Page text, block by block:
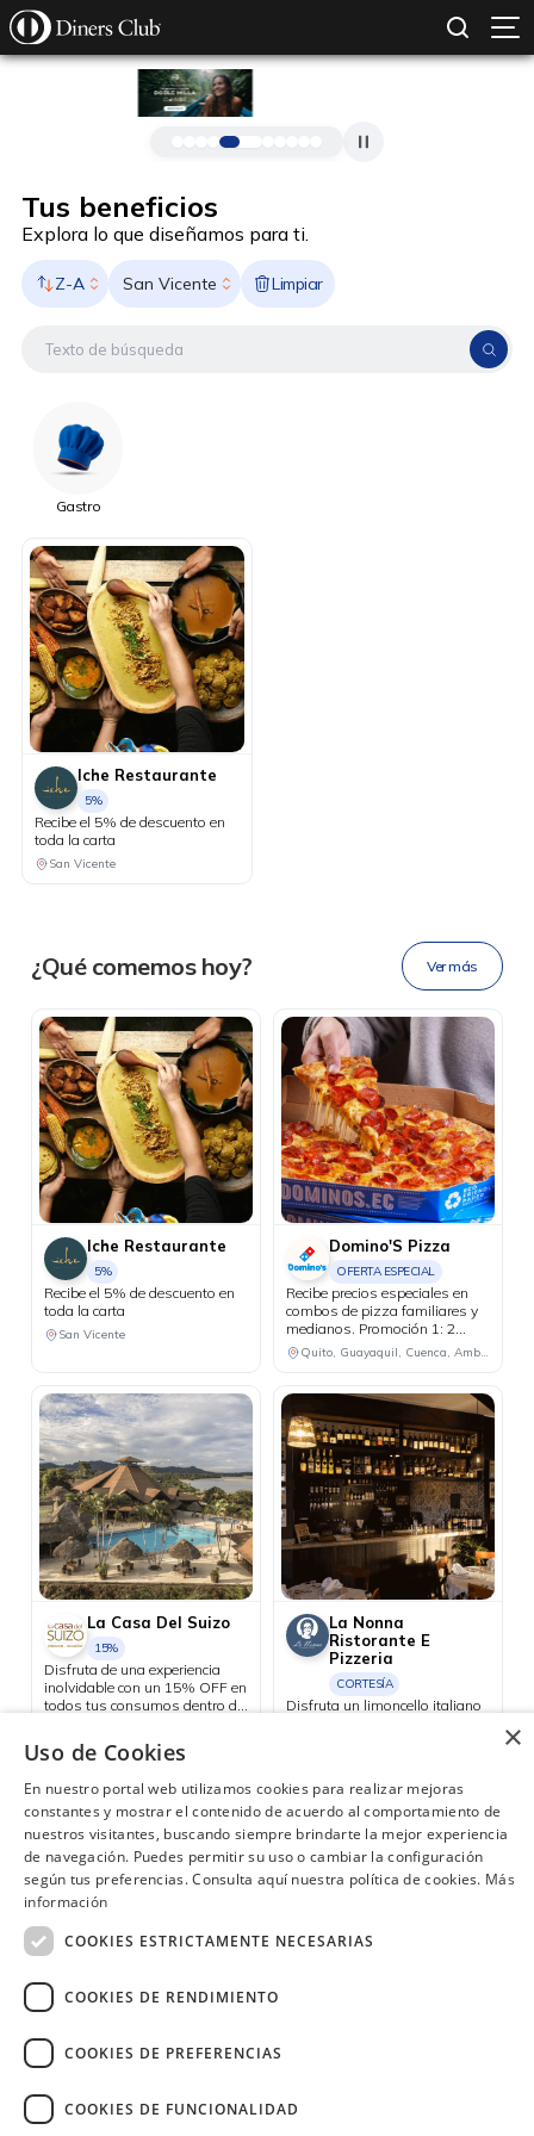
Pasar al contenido principal
Tus beneficios
Explora lo que diseñamos para ti.
Z-A San Vicente Limpiar
Gastro
Iche Restaurante
5%
Recibe el 5% de descuento en
toda la carta
San Vicente
Ahora tus blu benefits
en una
sola app.
¿Qué comemos hoy? Ver más
Iche Restaurante
5%
Recibe el 5% de descuento en
toda la carta
San Vicente
Domino'S Pizza
OFERTA ESPECIAL
Recibe precios especiales en
combos de pizza familiares y
medianos. Promoción 1: 2
pizzas familiares hasta 4
ingredientes + 1 bebida
Promoción 2: 2 pizzas
medianas de 1 ingrediente + 1
bebida familiar por USD 18.48.
Quito, Guayaquil, Cuenca, Ambato, Santo Domingo
La Casa Del Suizo
15%
Disfruta de una experiencia
inolvidable con un 15% OFF en
todos tus consumos dentro del
para reservas de mínimo 2
noches y 2 personas.
La Nonna
Ristorante E
Pizzeria
CORTESÍA
Disfruta un limoncello italiano
Image
×
Uso de Cookies
En nuestro portal web utilizamos cookies para realizar mejoras
constantes y mostrar el contenido de acuerdo al comportamiento de
nuestros visitantes, buscando siempre brindarte la mejor experiencia
de navegación. Puedes permitir su uso o cambiar la configuración
según tus preferencias. Consulta aquí nuestra política de cookies. Más
información
COOKIES ESTRICTAMENTE NECESARIAS
COOKIES DE RENDIMIENTO
COOKIES DE PREFERENCIAS
COOKIES DE FUNCIONALIDAD